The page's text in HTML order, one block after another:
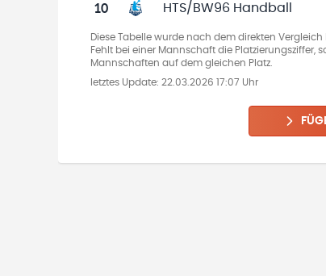
10 HTS/BW96 Handball
Diese Tabelle wurde nach dem direkten Vergleich
Fehlt bei einer Mannschaft die Platzierungsziffer,
Mannschaften auf dem gleichen Platz.
letztes Update: 22.03.2026 17:07 Uhr